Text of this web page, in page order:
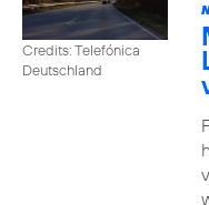
Credits: Telefónica
Deutschland